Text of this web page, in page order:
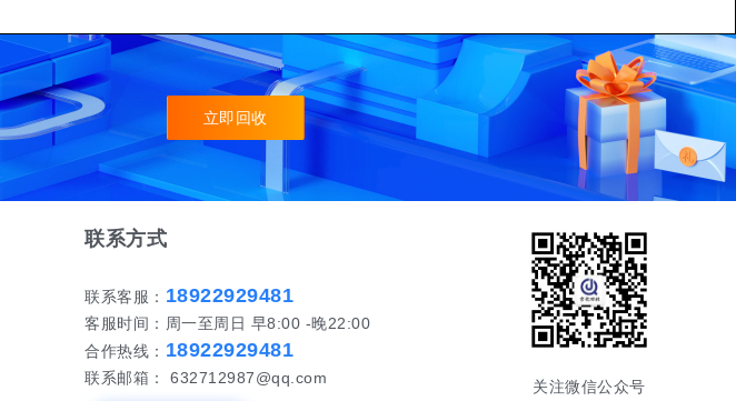
立即回收
联系方式
联系客服： 18922929481
客服时间：周一至周日 早8:00 -晚22:00
合作热线： 18922929481
联系邮箱： 632712987@qq.com 关注微信公众号